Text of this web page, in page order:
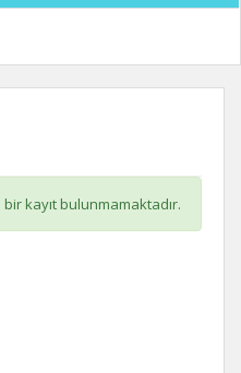
kayıt bulunmamaktadır.